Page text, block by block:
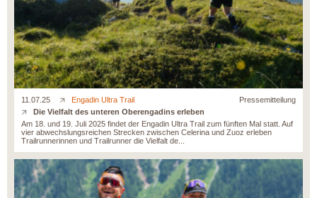
11.07.25 Engadin Ultra Trail
Pressemitteilung
Die Vielfalt des unteren Oberengadins erleben
Am 18. und 19. Juli 2025 findet der Engadin Ultra Trail zum fünften Mal statt. Auf
vier abwechslungsreichen Strecken zwischen Celerina und Zuoz erleben
Trailrunnerinnen und Trailrunner die Vielfalt de...